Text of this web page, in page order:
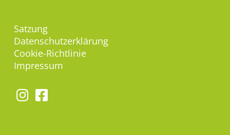
Satzung
Datenschutzerklärung
Cookie-Richtlinie
Impressum